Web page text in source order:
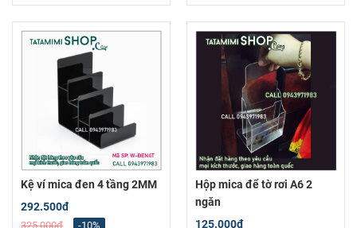
Kệ ví mica đen 4 tầng 2MM
292.500đ
325.000đ -10%
Hộp mica để tờ rơi A6 2
ngăn
125.000đ